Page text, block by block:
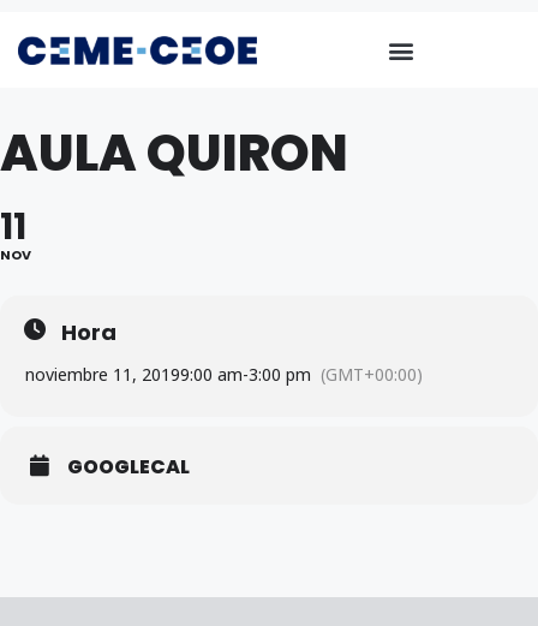
AULA QUIRON
11
NOV
Hora
noviembre 11, 20199:00 am-3:00 pm (GMT+00:00)
GOOGLECAL